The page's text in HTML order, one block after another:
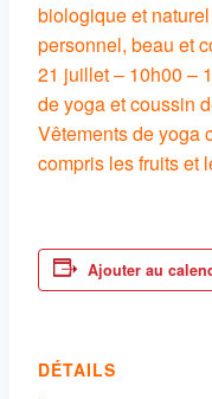
biologique et
personnel, beau et
21 juillet – 10h00 –
de yoga et coussin
Vêtements de yoga
compris les fruits et
Ajouter au
DÉTAILS